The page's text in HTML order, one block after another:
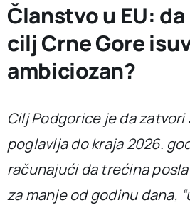
Bchs
Članstvo u EU:
cilj Crne Gore
ambiciozan?
Cilj Podgorice je da zatvori
poglavlja do kraja 2026.
računajući da trećina
za manje od godinu dana,